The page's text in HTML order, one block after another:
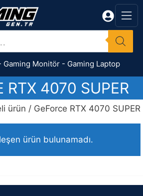
Gaming Monitör - Gaming Laptop
RTX 4070 SUPER
ürün / GeForce RTX 4070 SUPER
ürün bulunamadı.